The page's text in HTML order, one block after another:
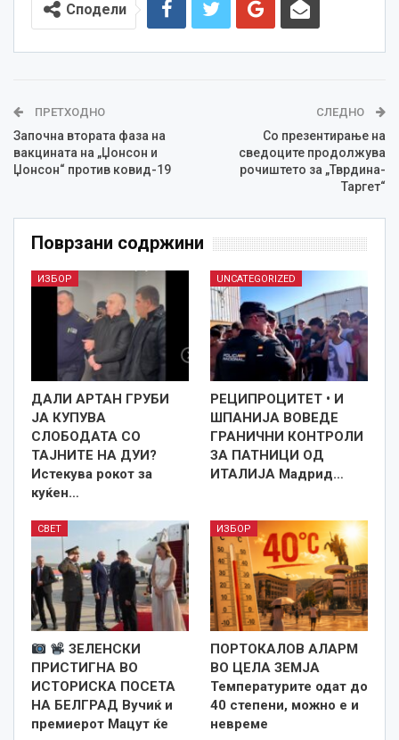
Сподели
ПРЕТХОДНО
Започна втората фаза на
вакцината на „Џонсон и
Џонсон“ против ковид-19
СЛЕДНО
Со презентирање на
сведоците продолжува
рочиштето за „Тврдина-
Таргет“
Поврзани содржини
ИЗБОР
ДАЛИ АРТАН ГРУБИ
ЈА КУПУВА
СЛОБОДАТА СО
ТАЈНИТЕ НА ДУИ?
Истекува рокот за
куќен…
UNCATEGORIZED
РЕЦИПРОЦИТЕТ • И
ШПАНИЈА ВОВЕДЕ
ГРАНИЧНИ КОНТРОЛИ
ЗА ПАТНИЦИ ОД
ИТАЛИЈА Мадрид…
СВЕТ
ЗЕЛЕНСКИ
ПРИСТИГНА ВО
ИСТОРИСКА ПОСЕТА
НА БЕЛГРАД Вучиќ и
премиерот Мацут ќе
ИЗБОР
ПОРТОКАЛОВ АЛАРМ
ВО ЦЕЛА ЗЕМЈА
Температурите одат до
40 степени, можно е и
невреме